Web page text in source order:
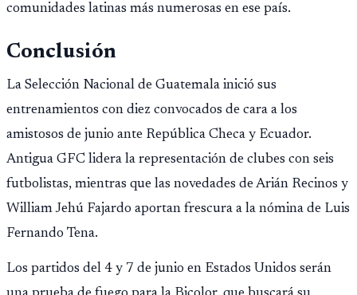
comunidades latinas más numerosas en ese país.
Conclusión
La Selección Nacional de Guatemala inició sus
entrenamientos con diez convocados de cara a los
amistosos de junio ante República Checa y Ecuador.
Antigua GFC lidera la representación de clubes con seis
futbolistas, mientras que las novedades de Arián Recinos y
William Jehú Fajardo aportan frescura a la nómina de Luis
Fernando Tena.
Los partidos del 4 y 7 de junio en Estados Unidos serán